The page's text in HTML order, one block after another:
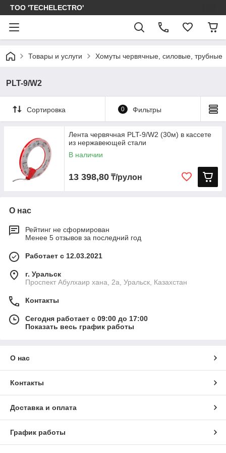
ТОО 'TECHELECTRO'
Товары и услуги Хомуты червячные, силовые, трубные
PLT-9/W2
Сортировка 0 Фильтры
Лента червячная PLT-9/W2 (30м) в кассете
из нержавеющей стали
В наличии
13 398,80 ₸/рулон
О нас
Рейтинг не сформирован
Менее 5 отзывов за последний год
Работает с 12.03.2021
г. Уральск
Проспект Абулхаир хана, 2а, Уральск, Казахстан
Контакты
Сегодня работает с 09:00 до 17:00
Показать весь график работы
О нас
Контакты
Доставка и оплата
График работы